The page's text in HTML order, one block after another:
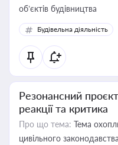
об’єктів будівництва
Будівельна діяльність
Резонансний
реакції та критика
Про що тема: Тема
цивільного